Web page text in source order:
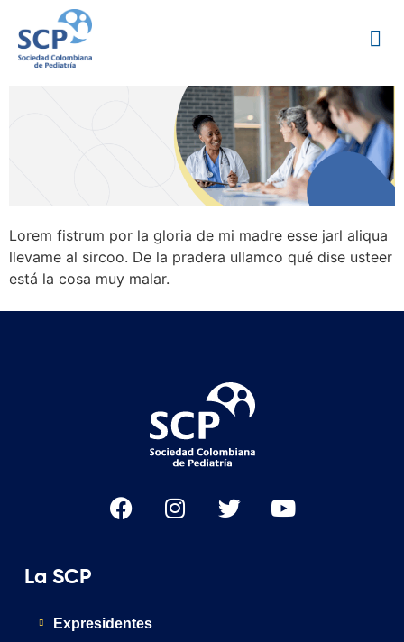
Lorem fistrum por la gloria de mi madre esse jarl aliqua
llevame al sircoo. De la pradera ullamco qué dise usteer
está la cosa muy malar.
La SCP
Expresidentes